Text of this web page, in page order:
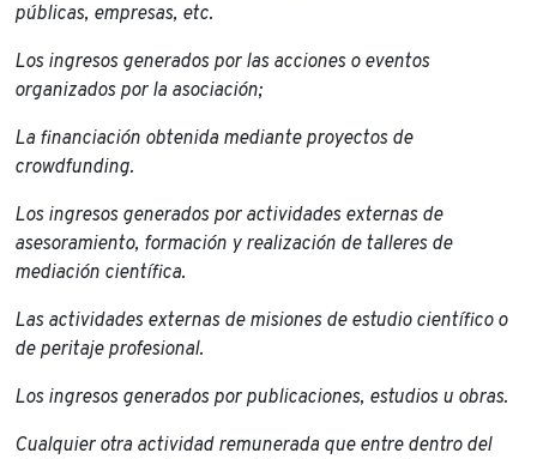
públicas, empresas, etc.
Los ingresos generados por las acciones o eventos
organizados por la asociación;
La financiación obtenida mediante proyectos de
crowdfunding.
Los ingresos generados por actividades externas de
asesoramiento, formación y realización de talleres de
mediación científica.
Las actividades externas de misiones de estudio científico o
de peritaje profesional.
Los ingresos generados por publicaciones, estudios u obras.
Cualquier otra actividad remunerada que entre dentro del